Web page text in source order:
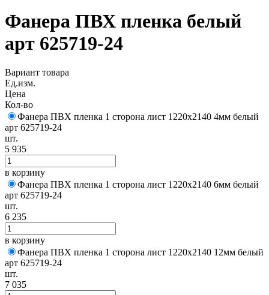
Фанера ПВХ пленка белый
арт 625719-24
Вариант товара
Ед.изм.
Цена
Кол-во
Фанера ПВХ пленка 1 сторона лист 1220х2140 4мм белый
арт 625719-24
шт.
5 935
в корзину
Фанера ПВХ пленка 1 сторона лист 1220х2140 6мм белый
арт 625719-24
шт.
6 235
в корзину
Фанера ПВХ пленка 1 сторона лист 1220х2140 12мм белый
арт 625719-24
шт.
7 035